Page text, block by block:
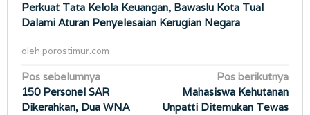
Perkuat Tata Kelola Keuangan, Bawaslu Kota Tual
Dalami Aturan Penyelesaian Kerugian Negara
oleh porostimur.com
Navigasi
pos
Pos sebelumnya
150 Personel SAR
Dikerahkan, Dua WNA
Pos berikutnya
Mahasiswa Kehutanan
Unpatti Ditemukan Tewas